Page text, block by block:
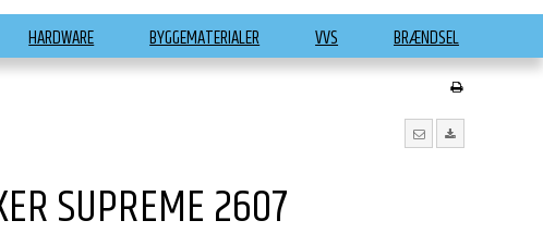
HARDWARE BYGGEMATERIALER VVS BRÆNDSEL
SUPREME 2607